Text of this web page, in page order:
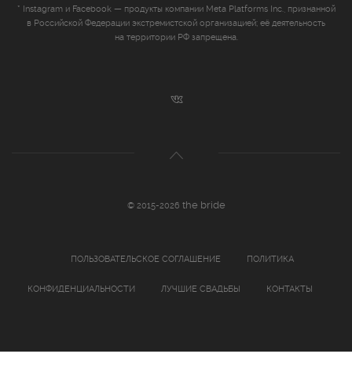
* Instagram и Facebook — продукты компании Meta Platforms Inc., признанной
в Российской Федерации экстремистской организацией; её деятельность
на территории РФ запрещена.
© 2015-2026 the bride
ПОЛЬЗОВАТЕЛЬСКОЕ СОГЛАШЕНИЕ ПОЛИТИКА
КОНФИДЕНЦИАЛЬНОСТИ ЛУЧШИЕ СВАДЬБЫ КОНТАКТЫ